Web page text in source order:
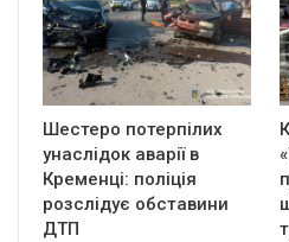
Шестеро потерпілих
унаслідок аварії в
Кременці: поліція
розслідує обставини
ДТП